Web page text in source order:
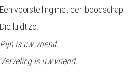
Een voorstelling met een boodschap.
Die luidt zo:
Pijn is uw vriend.
Verveling is uw vriend.